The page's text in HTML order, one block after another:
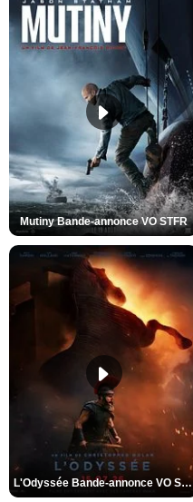
Mutiny Bande-annonce VO STFR
L'Odyssée Bande-annonce VO STFR